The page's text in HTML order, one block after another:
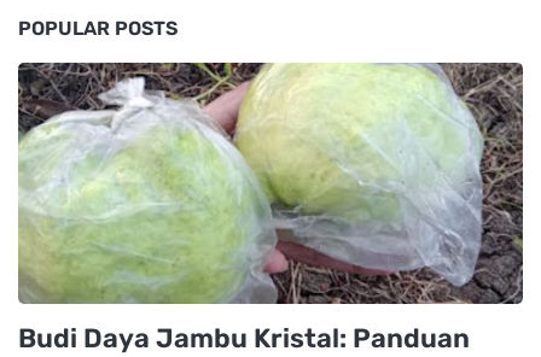
POPULAR POSTS
Budi Daya Jambu Kristal: Panduan